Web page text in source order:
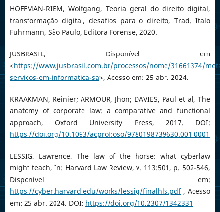
HOFFMAN-RIEM, Wolfgang, Teoria geral do direito digital,
transformação digital, desafios para o direito, Trad. Italo
Fuhrmann, São Paulo, Editora Forense, 2020.
JUSBRASIL, Disponível em
<https://www.jusbrasil.com.br/processos/nome/31661374/
servicos-em-informatica-sa>, Acesso em: 25 abr. 2024.
KRAAKMAN, Reinier; ARMOUR, Jhon; DAVIES, Paul et al, The
anatomy of corporate law: a comparative and functional
approach, Oxford University Press, 2017. DOI:
https://doi.org/10.1093/acprof:oso/9780198739630.001.0001
LESSIG, Lawrence, The law of the horse: what cyberlaw
might teach, In: Harvard Law Review, v. 113:501, p. 502-546,
Disponível em:
https://cyber.harvard.edu/works/lessig/finalhls.pdf, Acesso
em: 25 abr. 2024. DOI: https://doi.org/10.2307/1342331